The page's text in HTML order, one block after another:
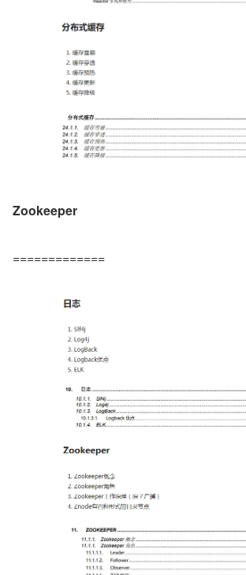
Zookeeper
=============